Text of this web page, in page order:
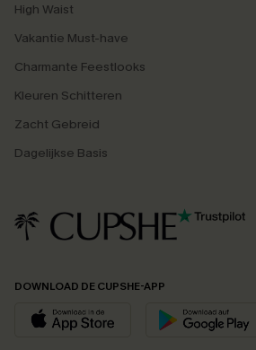
High Waist
Vakantie Must-have
Charmante Feestlooks
Kleuren Schitteren
Zacht Gebreid
Dagelijkse Basis
DOWNLOAD DE CUPSHE-APP